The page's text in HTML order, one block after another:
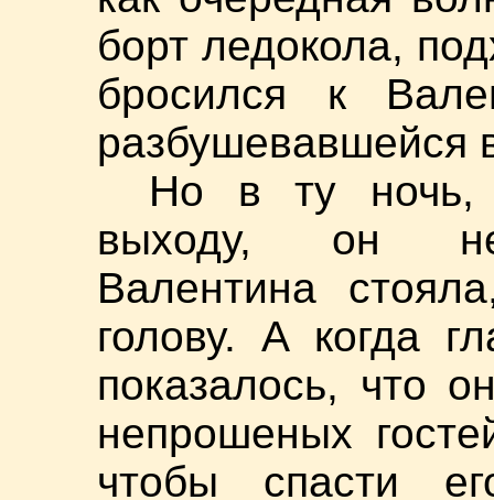
борт ледокола,
бросился к
разбушевавшейся
Но в ту ночь,
выходу, он
Валентина
голову. А когда
показалось, что
непрошеных
чтобы спасти